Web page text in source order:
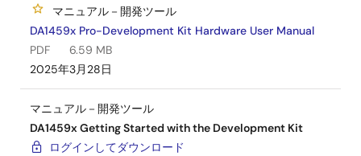
マニュアル－開発ツール
DA1459x Pro-Development Kit Hardware User Manual
PDF
6.59 MB
2025年3月28日
マニュアル－開発ツール
DA1459x Getting Started with the Development Kit
ログインしてダウンロード